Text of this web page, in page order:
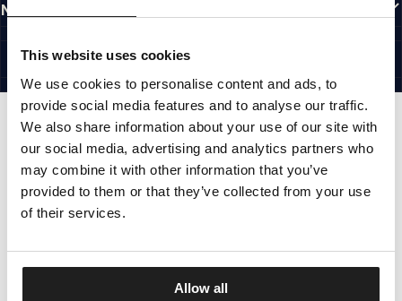
This website uses cookies
We use cookies to personalise content and ads, to
provide social media features and to analyse our traffic.
We also share information about your use of our site with
our social media, advertising and analytics partners who
may combine it with other information that you’ve
provided to them or that they’ve collected from your use
of their services.
Allow all
NÜTZLICHE LINKS
©1997 - 2026 PITBULL SP. Z O.O. ALLE RECHTE VORBEHALTEN.
SITE CREDITS
NACH OBEN GEHEN